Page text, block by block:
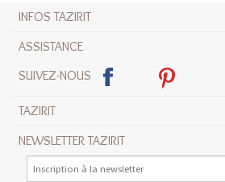
INFOS TAZIRIT
ASSISTANCE
SUIVEZ-NOUS
TAZIRIT
NEWSLETTER TAZIRIT